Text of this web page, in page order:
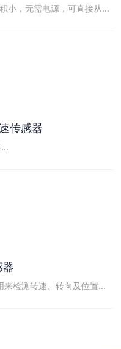
小，无需电源，可直接从...
传感器
器
来检测转速、转向及位置...